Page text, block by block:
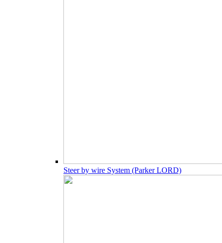
Steer by wire System (Parker LORD)